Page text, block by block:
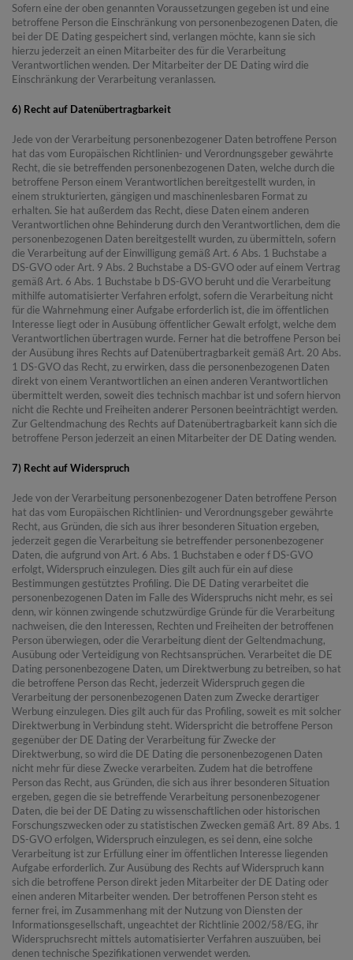
Sofern eine der oben genannten Voraussetzungen gegeben ist und eine
betroffene Person die Einschränkung von personenbezogenen Daten, die
bei der DE Dating gespeichert sind, verlangen möchte, kann sie sich
hierzu jederzeit an einen Mitarbeiter des für die Verarbeitung
Verantwortlichen wenden. Der Mitarbeiter der DE Dating wird die
Einschränkung der Verarbeitung veranlassen.
6) Recht auf Datenübertragbarkeit
Jede von der Verarbeitung personenbezogener Daten betroffene Person
hat das vom Europäischen Richtlinien- und Verordnungsgeber gewährte
Recht, die sie betreffenden personenbezogenen Daten, welche durch die
betroffene Person einem Verantwortlichen bereitgestellt wurden, in
einem strukturierten, gängigen und maschinenlesbaren Format zu
erhalten. Sie hat außerdem das Recht, diese Daten einem anderen
Verantwortlichen ohne Behinderung durch den Verantwortlichen, dem die
personenbezogenen Daten bereitgestellt wurden, zu übermitteln, sofern
die Verarbeitung auf der Einwilligung gemäß Art. 6 Abs. 1 Buchstabe a
DS-GVO oder Art. 9 Abs. 2 Buchstabe a DS-GVO oder auf einem Vertrag
gemäß Art. 6 Abs. 1 Buchstabe b DS-GVO beruht und die Verarbeitung
mithilfe automatisierter Verfahren erfolgt, sofern die Verarbeitung nicht
für die Wahrnehmung einer Aufgabe erforderlich ist, die im öffentlichen
Interesse liegt oder in Ausübung öffentlicher Gewalt erfolgt, welche dem
Verantwortlichen übertragen wurde. Ferner hat die betroffene Person bei
der Ausübung ihres Rechts auf Datenübertragbarkeit gemäß Art. 20 Abs.
1 DS-GVO das Recht, zu erwirken, dass die personenbezogenen Daten
direkt von einem Verantwortlichen an einen anderen Verantwortlichen
übermittelt werden, soweit dies technisch machbar ist und sofern hiervon
nicht die Rechte und Freiheiten anderer Personen beeinträchtigt werden.
Zur Geltendmachung des Rechts auf Datenübertragbarkeit kann sich die
betroffene Person jederzeit an einen Mitarbeiter der DE Dating wenden.
7) Recht auf Widerspruch
Jede von der Verarbeitung personenbezogener Daten betroffene Person
hat das vom Europäischen Richtlinien- und Verordnungsgeber gewährte
Recht, aus Gründen, die sich aus ihrer besonderen Situation ergeben,
jederzeit gegen die Verarbeitung sie betreffender personenbezogener
Daten, die aufgrund von Art. 6 Abs. 1 Buchstaben e oder f DS-GVO
erfolgt, Widerspruch einzulegen. Dies gilt auch für ein auf diese
Bestimmungen gestütztes Profiling. Die DE Dating verarbeitet die
personenbezogenen Daten im Falle des Widerspruchs nicht mehr, es sei
denn, wir können zwingende schutzwürdige Gründe für die Verarbeitung
nachweisen, die den Interessen, Rechten und Freiheiten der betroffenen
Person überwiegen, oder die Verarbeitung dient der Geltendmachung,
Ausübung oder Verteidigung von Rechtsansprüchen. Verarbeitet die DE
Dating personenbezogene Daten, um Direktwerbung zu betreiben, so hat
die betroffene Person das Recht, jederzeit Widerspruch gegen die
Verarbeitung der personenbezogenen Daten zum Zwecke derartiger
Werbung einzulegen. Dies gilt auch für das Profiling, soweit es mit solcher
Direktwerbung in Verbindung steht. Widerspricht die betroffene Person
gegenüber der DE Dating der Verarbeitung für Zwecke der
Direktwerbung, so wird die DE Dating die personenbezogenen Daten
nicht mehr für diese Zwecke verarbeiten. Zudem hat die betroffene
Person das Recht, aus Gründen, die sich aus ihrer besonderen Situation
ergeben, gegen die sie betreffende Verarbeitung personenbezogener
Daten, die bei der DE Dating zu wissenschaftlichen oder historischen
Forschungszwecken oder zu statistischen Zwecken gemäß Art. 89 Abs. 1
DS-GVO erfolgen, Widerspruch einzulegen, es sei denn, eine solche
Verarbeitung ist zur Erfüllung einer im öffentlichen Interesse liegenden
Aufgabe erforderlich. Zur Ausübung des Rechts auf Widerspruch kann
sich die betroffene Person direkt jeden Mitarbeiter der DE Dating oder
einen anderen Mitarbeiter wenden. Der betroffenen Person steht es
ferner frei, im Zusammenhang mit der Nutzung von Diensten der
Informationsgesellschaft, ungeachtet der Richtlinie 2002/58/EG, ihr
Widerspruchsrecht mittels automatisierter Verfahren auszuüben, bei
denen technische Spezifikationen verwendet werden.